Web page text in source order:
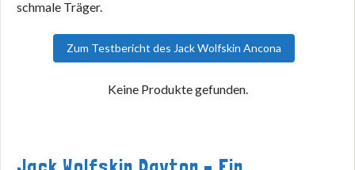
schmale Träger.
Zum Testbericht des Jack Wolfskin Ancona
Keine Produkte gefunden.